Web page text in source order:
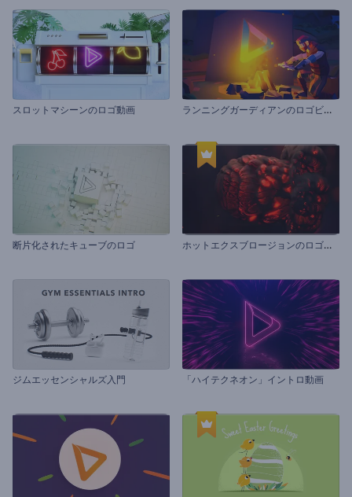
スロットマシーンのロゴ動画 ラ
ンニングガーディアンのロゴビデオ
断片化されたキューブのロゴ ホ
ットエクスブロージョンのロゴ動画
ジムエッセンシャルズ入門 「ハイテクネオン」イントロ動画